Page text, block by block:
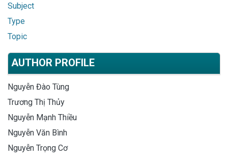
Subject
Type
Topic
AUTHOR PROFILE
Nguyễn Đào Tùng
Trương Thị Thủy
Nguyễn Mạnh Thiều
Nguyễn Văn Bình
Nguyễn Trọng Cơ